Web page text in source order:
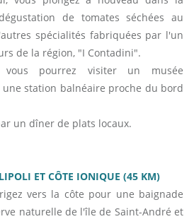
de tomates séchées au
spécialités fabriquées par l'un
de la région, "I Contadini".
pourrez visiter un musée
station balnéaire proche du bord
un dîner de plats locaux.
ET CÔTE IONIQUE (45 KM)
vers la côte pour une baignade
naturelle de l'île de Saint-André et